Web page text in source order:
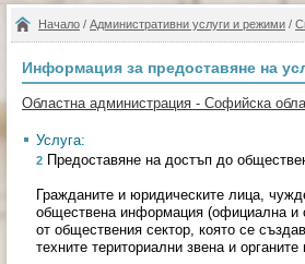
Начало / Административни услуги и режими /
Информация за предоставяне на
Областна администрация - Софийска
Услуга:
2 Предоставяне на достъп до
Гражданите и юридическите лица,
обществена информация (официална и
от обществения сектор, която се
техните териториални звена и